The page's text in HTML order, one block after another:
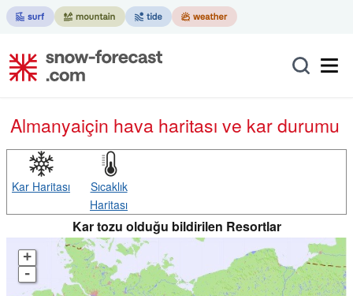
Almanyaiçin hava haritası ve kar durumu
Kar Haritası
Sıcaklık
Haritası
Kar tozu olduğu bildirilen Resortlar
+
-